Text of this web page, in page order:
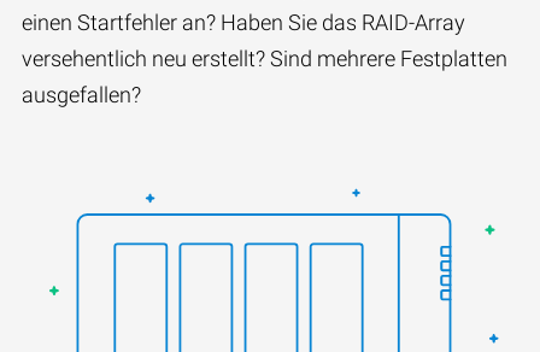
einen Startfehler an? Haben Sie das RAID-Array
versehentlich neu erstellt? Sind mehrere Festplatten
ausgefallen?